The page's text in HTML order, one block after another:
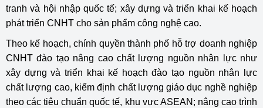
tranh và hội nhập quốc tế; xây dựng và triển khai kế hoạch
phát triển CNHT cho sản phẩm công nghệ cao.
Theo kế hoạch, chính quyền thành phố hỗ trợ doanh nghiệp
CNHT đào tạo nâng cao chất lượng nguồn nhân lực như
xây dựng và triển khai kế hoạch đào tạo nguồn nhân lực
chất lượng cao, kiểm định chất lượng giáo dục nghề nghiệp
theo các tiêu chuẩn quốc tế, khu vực ASEAN; nâng cao trình